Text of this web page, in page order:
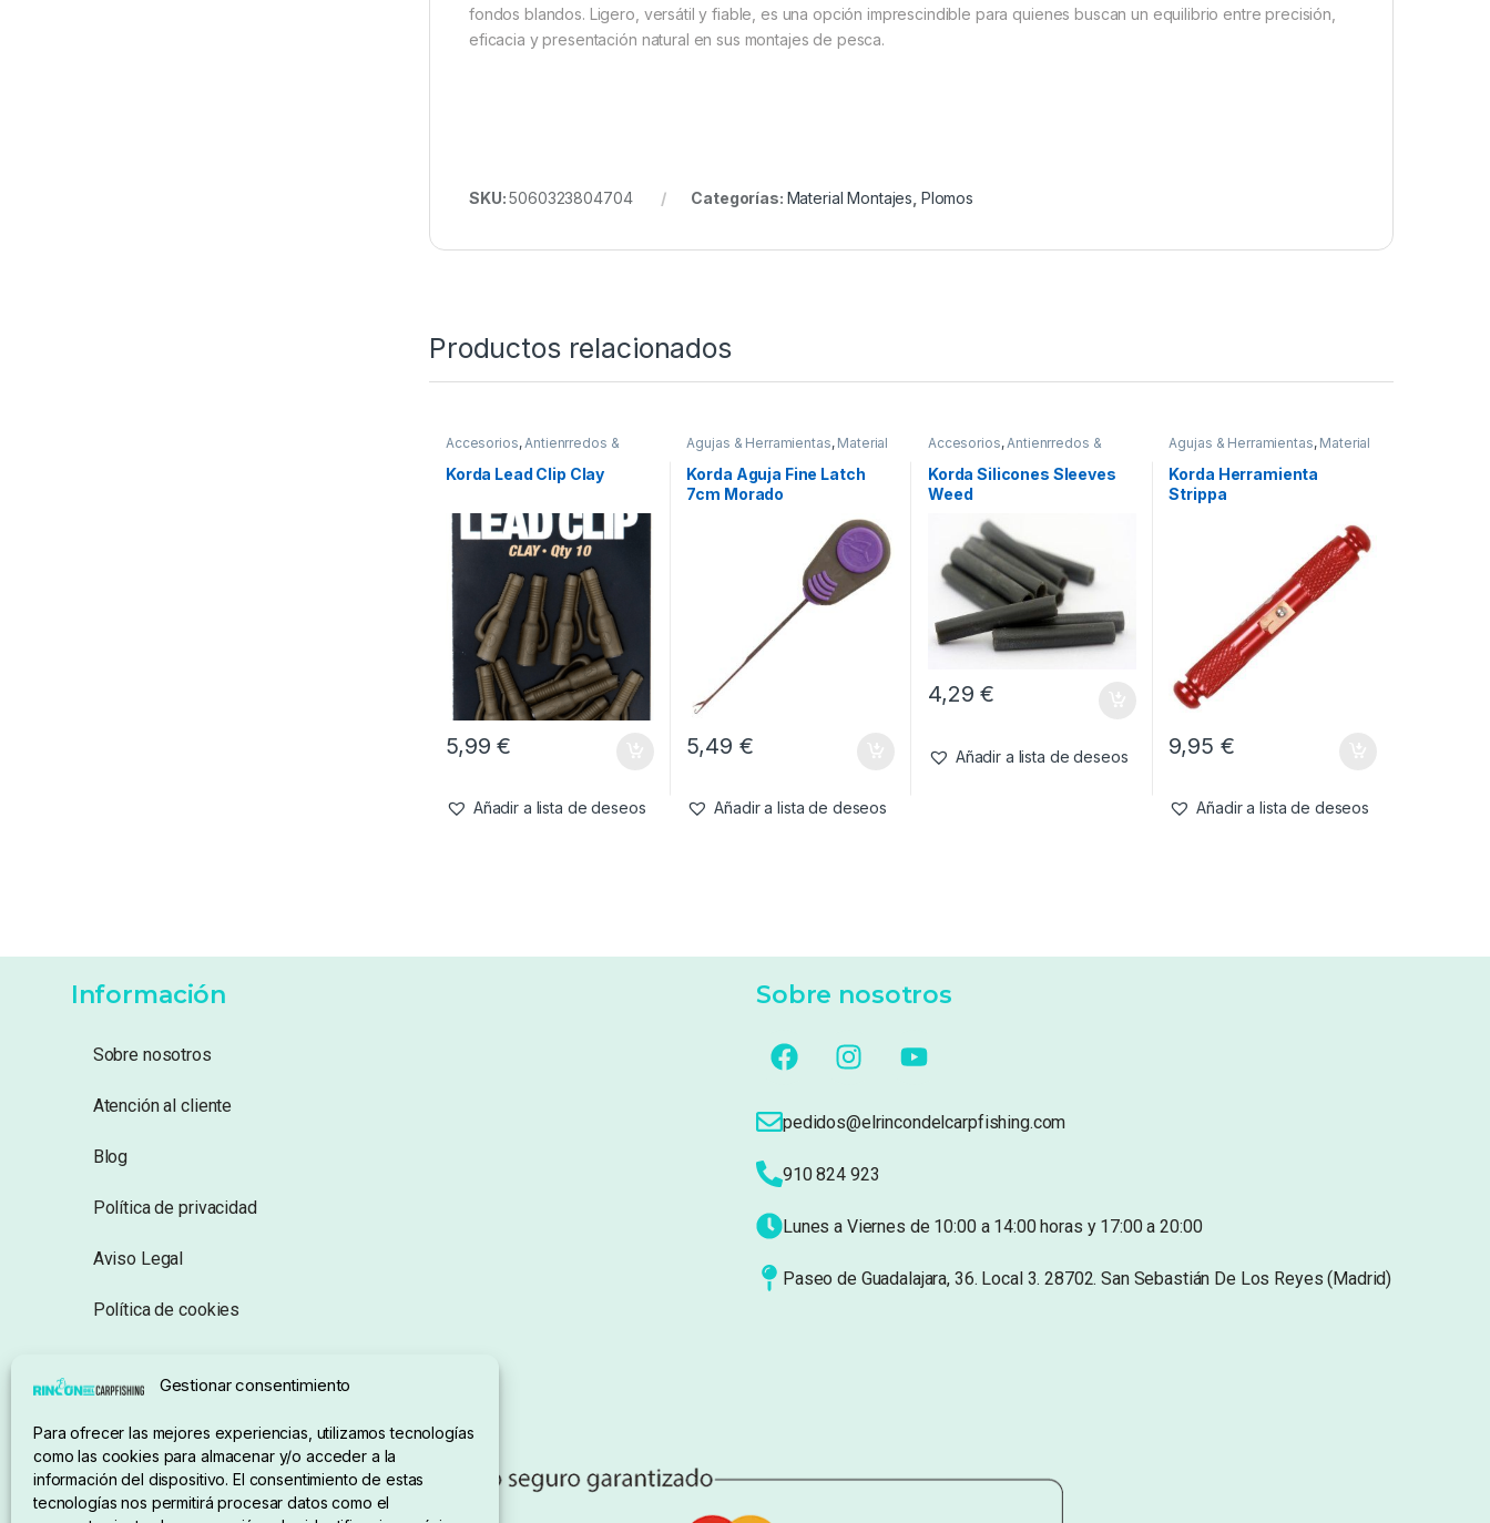
Gestionar consentimiento
Para ofrecer las mejores experiencias, utilizamos tecnologías
como las cookies para almacenar y/o acceder a la
información del dispositivo. El consentimiento de estas
tecnologías nos permitirá procesar datos como el
fondos blandos. Ligero, versátil y fiable, es una opción imprescindible para quienes buscan un equilibrio entre precisión,
eficacia y presentación natural en sus montajes de pesca.
SKU:5060323804704 Categorías: Material Montajes Plomos
Productos relacionados
Accesorios,Antienrredos &
Korda Lead Clip Clay
5,99€
Añadir a lista de deseos
Agujas & Herramientas, Material
Montajes
Korda Aguja Fine Latch
7cm Morado
5,49 €
Añadir a lista de deseos
Accesorios,Antienrredos &
Korda Silicones Sleeves
Weed
4,29€
Añadir a lista de deseos
Agujas & Herramientas, Material
Montajes
Korda Herramienta
Strippa
9,95 €
Añadir a lista de deseos
Información
Sobre nosotros
Atención al cliente
Blog
Política de privacidad
Aviso Legal
Política de cookies
Condiciones de compra
Sobre nosotros
pedidos@elrincondelcarpfishing.com
910 824 923
Lunes a Viernes de 10:00 a 14:00 horas y 17:00 a 20:00
Paseo de Guadalajara, 36. Local 3. 28702. San Sebastián De Los Reyes (Madrid)